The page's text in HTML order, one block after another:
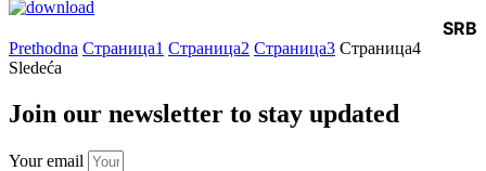
SRB
Prethodna Страница1 Страница2 Страница3 Страница4
Sledeća
Join our newsletter to stay updated
Your email